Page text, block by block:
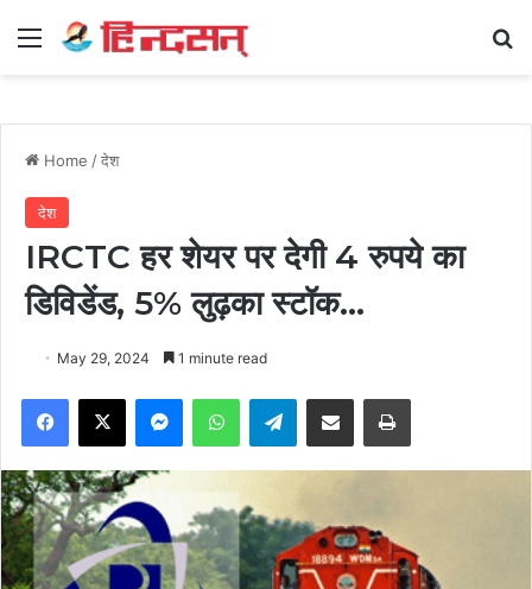
Menu
Home /देश
देश
IRCTC हर शेयर पर देगी 4 रुपये का
डिविडेंड, 5% लुढ़का स्टॉक…
May 29, 2024 1 minute read
Facebook
X MessengerWhatsAppTelegramShare via Email Print